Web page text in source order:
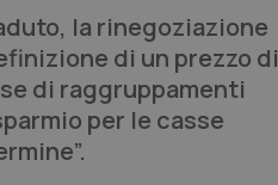
la rinegoziazione
di un prezzo di
di raggruppamenti
per le casse